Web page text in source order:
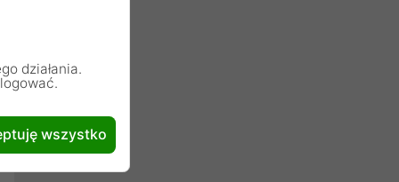
działania.
wszystko